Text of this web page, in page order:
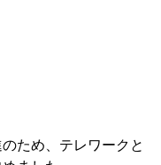
ため、テレワークと